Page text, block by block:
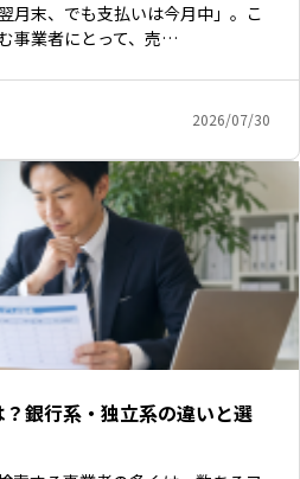
月末、でも支払いは今月中」。こ
事業者にとって、売…
2026/07/30
銀行系・独立系の違いと選